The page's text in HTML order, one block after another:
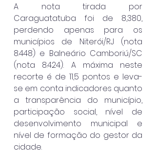
A nota tirada por
Caraguatatuba foi de 8,380,
perdendo apenas para os
municípios de Niterói/RJ (nota
8.448) e Balneário Camboriú/SC
(nota 8.424). A máxima neste
recorte é de 11,5 pontos e leva-
se em conta indicadores quanto
a transparência do município,
participação social, nível de
desenvolvimento municipal e
nível de formação do gestor da
cidade.